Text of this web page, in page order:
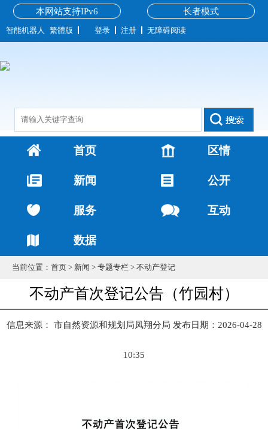
长者模式
本网站支持IPv6
智能机器人 繁體版 登录 注册 无障碍阅读
首页 区情
新闻 公开
服务 互动
数据
当前位置： 首页 > 新闻 > 专题专栏 > 不动产登记
不动产首次登记公告（竹园村）
信息来源： 市自然资源和规划局凤翔分局 发布日期：2026-04-28
10:35